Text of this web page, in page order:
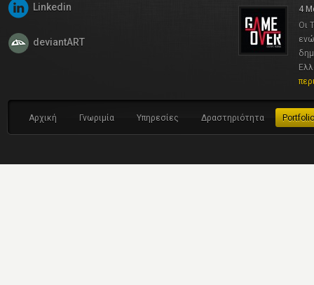
Linkedin
deviantART
4
Οι
Αρχική Γνωριμία Υπηρεσίες Δραστηριότητα Portfolio